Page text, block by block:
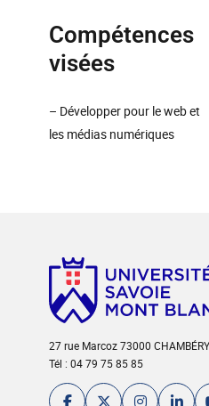
Compétences
visées
– Développer pour le web et
les médias numériques
27 rue Marcoz 73000 CHAMBÉRY
Tél : 04 79 75 85 85